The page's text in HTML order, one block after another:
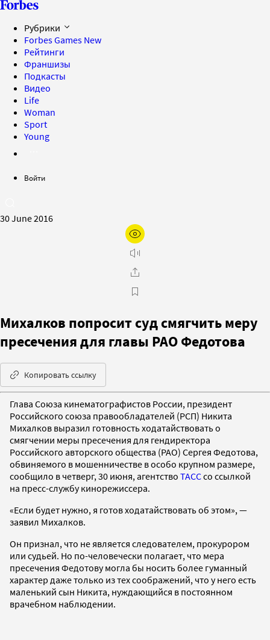
Рубрики
Forbes Games New
Рейтинги
Франшизы
Подкасты
Видео
Life
Woman
Sport
Young
Войти
30 June 2016
Михалков попросит суд смягчить меру
пресечения для главы РАО Федотова
Копировать ссылку
Глава Союза кинематографистов России, президент
Российского союза правообладателей (РСП) Никита
Михалков выразил готовность ходатайствовать о
смягчении меры пресечения для гендиректора
Российского авторского общества (РАО) Сергея Федотова,
обвиняемого в мошенничестве в особо крупном размере,
сообщило в четверг, 30 июня, агентство ТАССсо ссылкой
на пресс-службу кинорежиссера.
«Если будет нужно, я готов ходатайствовать об этом», —
заявил Михалков.
Он признал, что не является следователем, прокурором
или судьей. Но по-человечески полагает, что мера
пресечения Федотову могла бы носить более гуманный
характер даже только из тех соображений, что у него есть
маленький сын Никита, нуждающийся в постоянном
врачебном наблюдении.